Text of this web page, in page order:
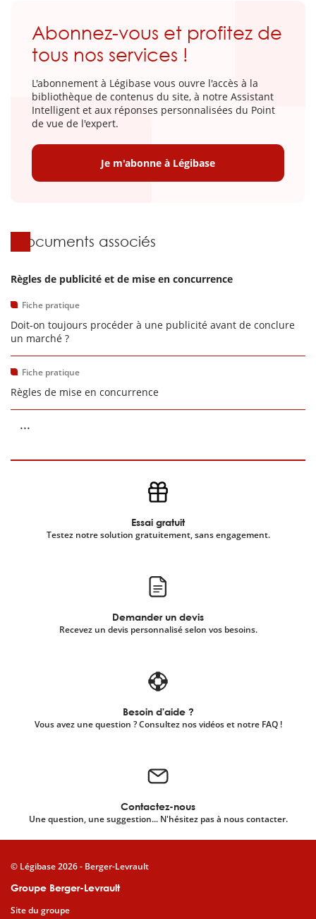
Abonnez-vous et profitez de
tous nos services !
L'abonnement à Légibase vous ouvre l'accès à la
bibliothèque de contenus du site, à notre Assistant
Intelligent et aux réponses personnalisées du Point
de vue de l'expert.
Je m'abonne à Légibase
Documents associés
Règles de publicité et de mise en concurrence
Fiche pratique
Doit-on toujours procéder à une publicité avant de conclure
un marché ?
Fiche pratique
Règles de mise en concurrence
...
Essai gratuit
Testez notre solution gratuitement, sans engagement.
Demander un devis
Recevez un devis personnalisé selon vos besoins.
Besoin d'aide ?
Vous avez une question ? Consultez nos vidéos et notre FAQ !
Contactez-nous
Une question, une suggestion... N'hésitez pas à nous contacter.
Groupe Berger-Levrault
Site du groupe
© Légibase 2026 - Berger-Levrault